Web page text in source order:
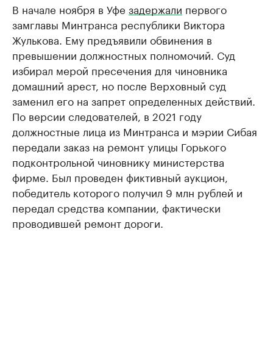
В начале ноября в Уфе задержали первого
замглавы Минтранса республики Виктора
Жулькова. Ему предъявили обвинения в
превышении должностных полномочий. Суд
избирал мерой пресечения для чиновника
домашний арест, но после Верховный суд
заменил его на запрет определенных действий.
По версии следователей, в 2021 году
должностные лица из Минтранса и мэрии Сибая
передали заказ на ремонт улицы Горького
подконтрольной чиновнику министерства
фирме. Был проведен фиктивный аукцион,
победитель которого получил 9 млн рублей и
передал средства компании, фактически
проводившей ремонт дороги.